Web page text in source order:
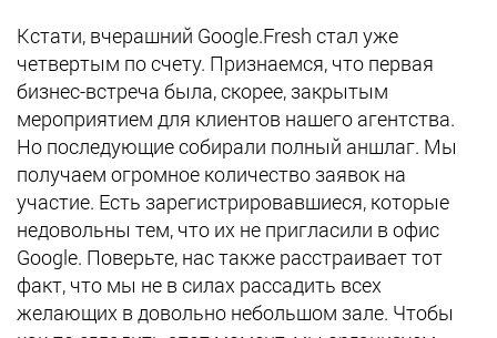
Кстати, вчерашний Google.Fresh стал уже
четвертым по счету. Признаемся, что первая
бизнес-встреча была, скорее, закрытым
мероприятием для клиентов нашего агентства.
Но последующие собирали полный аншлаг. Мы
получаем огромное количество заявок на
участие. Есть зарегистрировавшиеся, которые
недовольны тем, что их не пригласили в офис
Google. Поверьте, нас также расстраивает тот
факт, что мы не в силах рассадить всех
желающих в довольно небольшом зале. Чтобы